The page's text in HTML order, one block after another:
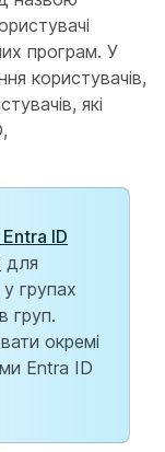
програм. У
користувачів,
які
ID
для
у групах
груп.
окремі
Entra ID